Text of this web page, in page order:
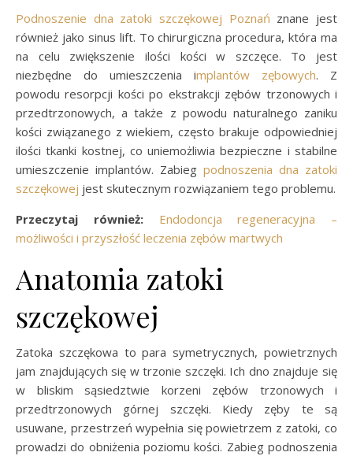
Podnoszenie dna zatoki szczękowej Poznań znane jest
również jako sinus lift. To chirurgiczna procedura, która ma
na celu zwiększenie ilości kości w szczęce. To jest
niezbędne do umieszczenia implantów zębowych. Z
powodu resorpcji kości po ekstrakcji zębów trzonowych i
przedtrzonowych, a także z powodu naturalnego zaniku
kości związanego z wiekiem, często brakuje odpowiedniej
ilości tkanki kostnej, co uniemożliwia bezpieczne i stabilne
umieszczenie implantów. Zabieg podnoszenia dna zatoki
szczękowej jest skutecznym rozwiązaniem tego problemu.
Przeczytaj również:
Endodoncja regeneracyjna –
możliwości i przyszłość leczenia zębów martwych
Anatomia zatoki
szczękowej
Zatoka szczękowa to para symetrycznych, powietrznych
jam znajdujących się w trzonie szczęki. Ich dno znajduje się
w bliskim sąsiedztwie korzeni zębów trzonowych i
przedtrzonowych górnej szczęki. Kiedy zęby te są
usuwane, przestrzeń wypełnia się powietrzem z zatoki, co
prowadzi do obniżenia poziomu kości. Zabieg podnoszenia